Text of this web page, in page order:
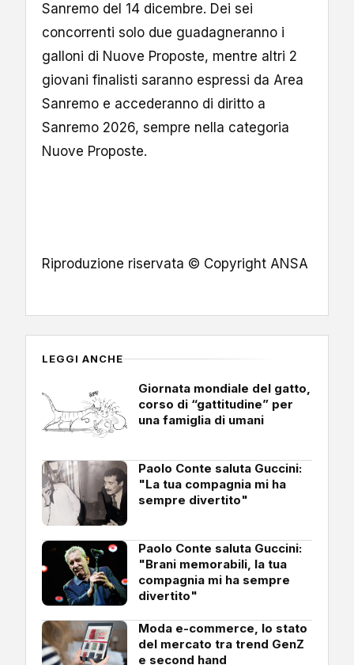
Sanremo del 14 dicembre. Dei sei
concorrenti solo due guadagneranno i
galloni di Nuove Proposte, mentre altri 2
giovani finalisti saranno espressi da Area
Sanremo e accederanno di diritto a
Sanremo 2026, sempre nella categoria
Nuove Proposte.
Riproduzione riservata © Copyright ANSA
LEGGI ANCHE
Giornata mondiale del gatto,
corso di “gattitudine” per
una famiglia di umani
Paolo Conte saluta Guccini:
"La tua compagnia mi ha
sempre divertito"
Paolo Conte saluta Guccini:
"Brani memorabili, la tua
compagnia mi ha sempre
divertito"
Moda e-commerce, lo stato
del mercato tra trend GenZ
e second hand